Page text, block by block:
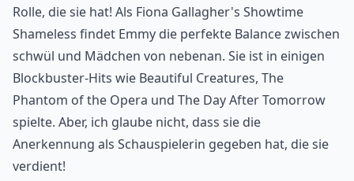
Rolle, die sie hat! Als Fiona Gallagher's Showtime
Shameless findet Emmy die perfekte Balance zwischen
schwül und Mädchen von nebenan. Sie ist in einigen
Blockbuster-Hits wie Beautiful Creatures, The
Phantom of the Opera und The Day After Tomorrow
spielte. Aber, ich glaube nicht, dass sie die
Anerkennung als Schauspielerin gegeben hat, die sie
verdient!